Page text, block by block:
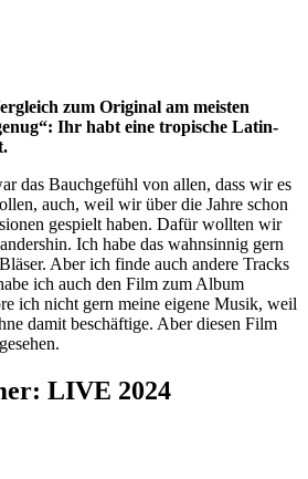
zum Original am meisten
Ihr habt eine tropische Latin-
das Bauchgefühl von allen, dass wir es
auch, weil wir über die Jahre schon
gespielt haben. Dafür wollten wir
Ich habe das wahnsinnig gern
Aber ich finde auch andere Tracks
ich auch den Film zum Album
ich nicht gern meine eigene Musik, weil
damit beschäftige. Aber diesen Film
LIVE 2024